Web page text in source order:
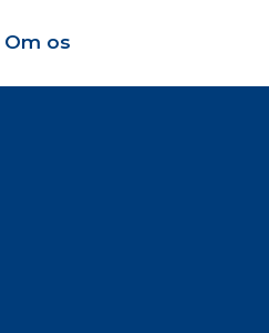
Om os